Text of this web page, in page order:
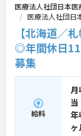
医療法人社団日本
医療法人社団日
【北海道／
◎年間休日
募集
給料
月
年
ヶ